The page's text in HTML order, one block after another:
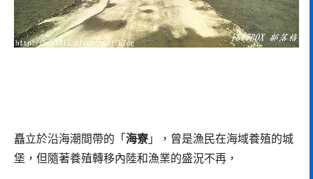
矗立於沿海潮間帶的「 海寮」，曾是漁民在海域養殖的城
堡，但隨著養殖轉移內陸和漁業的盛況不再，